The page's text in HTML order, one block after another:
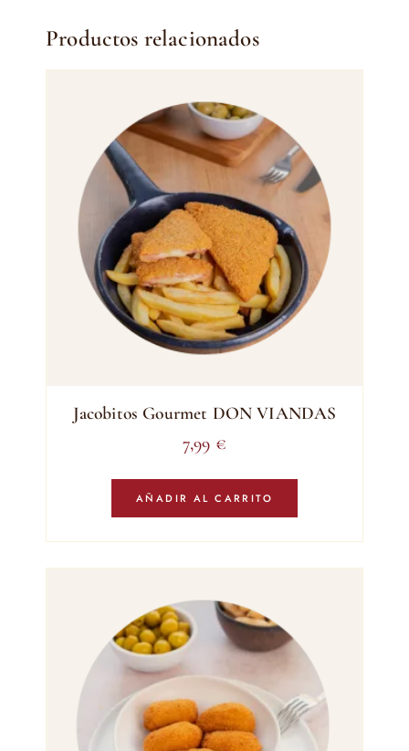
Productos relacionados
Jacobitos Gourmet DON VIANDAS
7,99 €
AÑADIR AL CARRITO